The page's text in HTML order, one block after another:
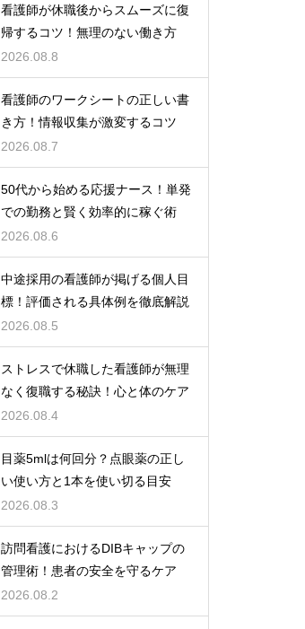
看護師が休職後からスムーズに復
帰するコツ！無理のない働き方
2026.08.8
看護師のワークシートの正しい書
き方！情報収集が激変するコツ
2026.08.7
50代から始める応援ナース！単発
での勤務と賢く効率的に稼ぐ術
2026.08.6
中途採用の看護師が掲げる個人目
標！評価される具体例を徹底解説
2026.08.5
ストレスで休職した看護師が無理
なく復職する秘訣！心と体のケア
2026.08.4
目薬5mlは何回分？点眼薬の正し
い使い方と1本を使い切る目安
2026.08.3
訪問看護におけるDIBキャップの
管理術！患者の安全を守るケア
2026.08.2